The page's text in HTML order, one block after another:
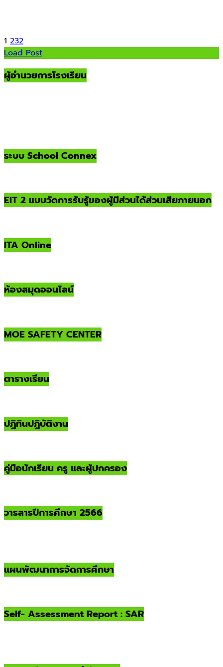
1 232
Load Post
ผู้อำนวยการโรงเรียน
ระบบ School Connex
EIT 2 แบบวัดการรับรู้ของผู้มีส่วนได้ส่วนเสียภายนอก
ITA Online
ห้องสมุดออนไลน์
MOE SAFETY CENTER
ตารางเรียน
ปฏิทินปฏิบัติงาน
คู่มือนักเรียน ครู และผู้ปกครอง
วารสารปีการศึกษา 2566
แผนพัฒนาการจัดการศึกษา
Self- Assessment Report : SAR